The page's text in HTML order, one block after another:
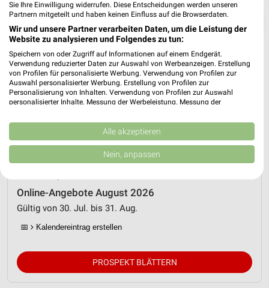
Netto Marken-Discount Prospekt für
Online-Angebote August 2026
Gültig von 30. Jul. bis 31. Aug.
📅 Kalendereintrag erstellen
PROSPEKT BLÄTTERN
Sie Ihre Einwilligung widerrufen. Diese Entscheidungen werden unseren
Partnern mitgeteilt und haben keinen Einfluss auf die Browserdaten.
Wir und unsere Partner verarbeiten Daten, um die Leistung der
Website zu analysieren und Folgendes zu tun:
Speichern von oder Zugriff auf Informationen auf einem Endgerät.
Verwendung reduzierter Daten zur Auswahl von Werbeanzeigen. Erstellung
von Profilen für personalisierte Werbung. Verwendung von Profilen zur
Auswahl personalisierter Werbung. Erstellung von Profilen zur
Personalisierung von Inhalten. Verwendung von Profilen zur Auswahl
personalisierter Inhalte. Messung der Werbeleistung. Messung der
Kombinationen von Daten aus verschiedenen Quellen. Entwicklung und
Verbesserung der Angebote. Verwendung reduzierter Daten zur Auswahl
von Inhalten.
Daten können außerhalb der Europäischen Union weitergegeben und in die
USA gesendet werden.
Website/App.
Partnerliste anzeigen (1 IAB-Anbieter)
Wir nutzen Ihre Daten für folgende Zwecke:
IAB-Verarbeitungszwecke:
auf einem Endgerät
Alle akzeptieren
Nein, anpassen